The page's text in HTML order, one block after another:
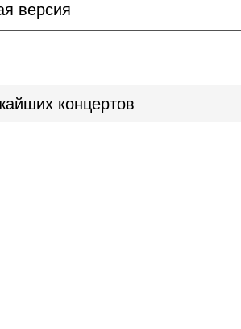
версия
концертов